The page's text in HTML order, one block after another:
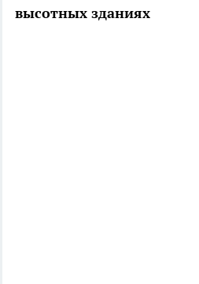
высотных зданиях